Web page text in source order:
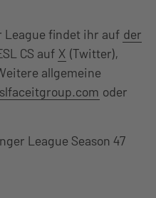
League findet ihr auf der
CS auf X (Twitter),
allgemeine
oder
League Season 47